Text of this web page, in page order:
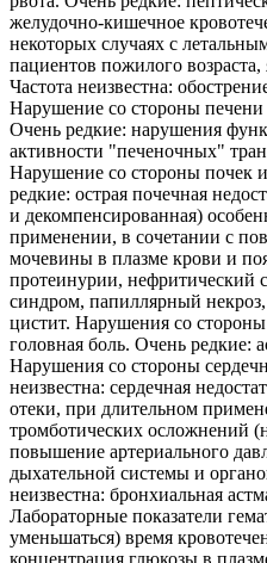
желудочно-кишечное
некоторых случаях с
пациентов пожилого возраста,
Частота неизвестна:
Нарушение со стороны
Очень редкие: нарушения
активности "печеночных"
Нарушение со стороны почек
редкие: острая почечная
и декомпенсированная)
применении, в сочетании с
мочевины в плазме крови и
протеинурии, нефритический
синдром, папиллярный
цистит. Нарушения со
головная боль. Очень редкие:
Нарушения со стороны
неизвестна: сердечная
отеки, при длительном
тромботических осложнений
повышение артериального
дыхательной системы и
неизвестна: бронхиальная
Лабораторные показатели
уменьшаться) время
концентрация глюкозы в